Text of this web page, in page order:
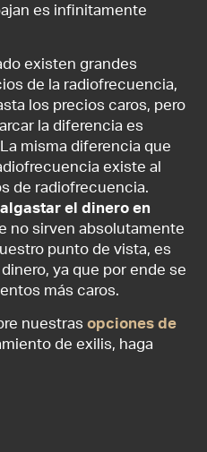
es infinitamente
existen grandes
de la radiofrecuencia,
los precios caros, pero
la diferencia es
misma diferencia que
existe al
de radiofrecuencia.
el dinero en
no sirven absolutamente
punto de vista, es
ya que por ende se
más caros.
nuestrasopciones de
de exilis, haga